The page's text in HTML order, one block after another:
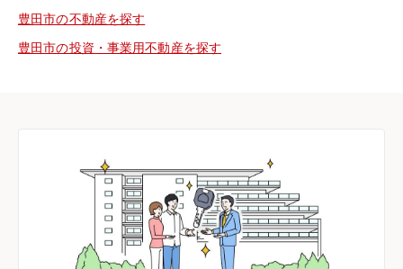
豊田市の不動産を探す
豊田市の投資・事業用不動産を探す